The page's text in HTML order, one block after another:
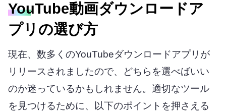
YouTube動画ダウンロードア
プリの選び方
現在、数多くのYouTubeダウンロードアプリが
リリースされましたので、どちらを選べばいい
のか迷っているかもしれません。適切なツール
を見つけるために、以下のポイントを押さえる